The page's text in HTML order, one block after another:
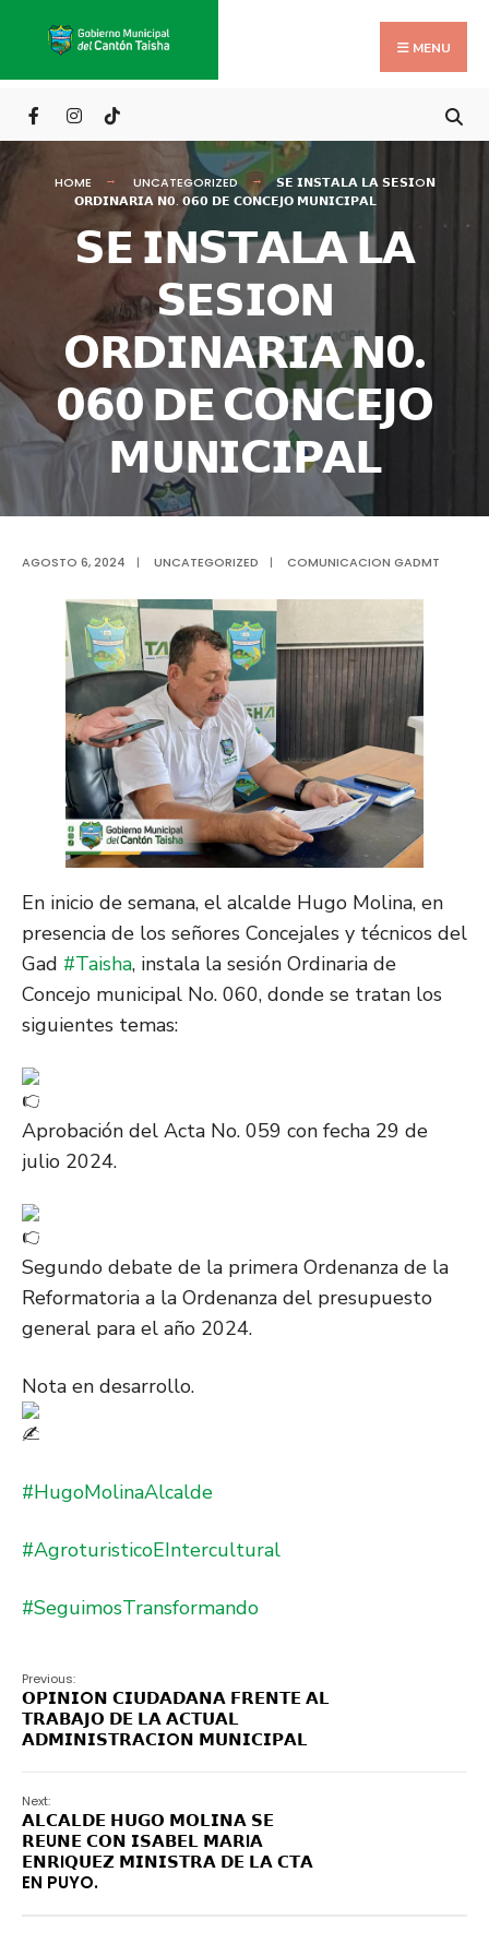
content
MENU
HOME UNCATEGORIZED
𝗦𝗘 𝗜𝗡𝗦𝗧𝗔𝗟𝗔 𝗟𝗔 𝗦𝗘𝗦𝗜O𝗡
𝗢𝗥𝗗𝗜𝗡𝗔𝗥𝗜𝗔 𝗡𝟬. 𝟬𝟲𝟬 𝗗𝗘 𝗖𝗢𝗡𝗖𝗘𝗝𝗢 𝗠𝗨𝗡𝗜𝗖𝗜𝗣𝗔𝗟
𝗦𝗘 𝗜𝗡𝗦𝗧𝗔𝗟𝗔 𝗟𝗔
𝗦𝗘𝗦𝗜O𝗡
𝗢𝗥𝗗𝗜𝗡𝗔𝗥𝗜𝗔 𝗡𝟬.
𝟬𝟲𝟬 𝗗𝗘 𝗖𝗢𝗡𝗖𝗘𝗝𝗢
𝗠𝗨𝗡𝗜𝗖𝗜𝗣𝗔𝗟
AGOSTO 6, 2024 | UNCATEGORIZED | COMUNICACION GADMT
En inicio de semana, el alcalde Hugo Molina, en
presencia de los señores Concejales y técnicos del
Gad #Taisha, instala la sesión Ordinaria de
Concejo municipal No. 060, donde se tratan los
siguientes temas:
Aprobación del Acta No. 059 con fecha 29 de
julio 2024.
Segundo debate de la primera Ordenanza de la
Reformatoria a la Ordenanza del presupuesto
general para el año 2024.
Nota en desarrollo.
#HugoMolinaAlcalde
#AgroturisticoEIntercultural
#SeguimosTransformando
Previous:
𝗢𝗣𝗜𝗡𝗜O𝗡 𝗖𝗜𝗨𝗗𝗔𝗗𝗔𝗡𝗔 𝗙𝗥𝗘𝗡𝗧𝗘 𝗔𝗟
𝗧𝗥𝗔𝗕𝗔𝗝𝗢 𝗗𝗘 𝗟𝗔 𝗔𝗖𝗧𝗨𝗔𝗟
𝗔𝗗𝗠𝗜𝗡𝗜𝗦𝗧𝗥𝗔𝗖𝗜O𝗡 𝗠𝗨𝗡𝗜𝗖𝗜𝗣𝗔𝗟
Next:
𝗔𝗟𝗖𝗔𝗟𝗗𝗘 𝗛𝗨𝗚𝗢 𝗠𝗢𝗟𝗜𝗡𝗔 𝗦𝗘
𝗥𝗘U𝗡𝗘 𝗖𝗢𝗡 𝗜𝗦𝗔𝗕𝗘𝗟 𝗠𝗔𝗥I𝗔
𝗘𝗡𝗥I𝗤𝗨𝗘𝗭 𝗠𝗜𝗡𝗜𝗦𝗧𝗥𝗔 𝗗𝗘 𝗟𝗔 𝗖𝗧𝗔
EN PUYO.
for: